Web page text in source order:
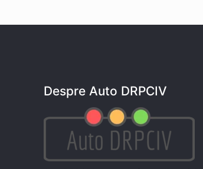
Despre Auto DRPCIV